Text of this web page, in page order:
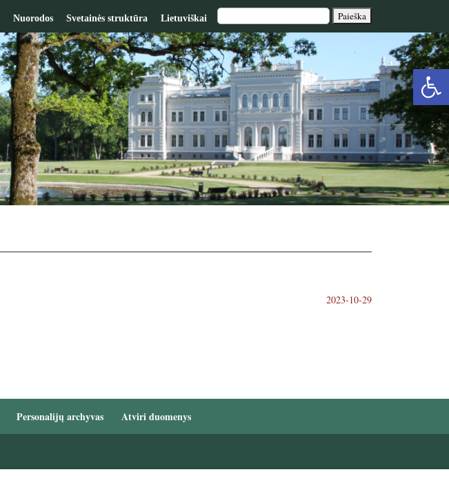
Nuorodos Svetainės struktūra Lietuviškai
2023-10-29
Personalijų archyvas Atviri duomenys